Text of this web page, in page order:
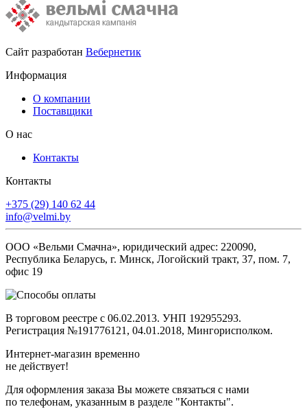
Сайт разработан Вебернетик
Информация
О компании
Поставщики
О нас
Контакты
Контакты
+375 (29) 140 62 44
info@velmi.by
ООО «Вельми Смачна», юридический адрес: 220090,
Республика Беларусь, г. Минск, Логойский тракт, 37, пом. 7,
офис 19
В торговом реестре с 06.02.2013. УНП 192955293.
Регистрация №191776121, 04.01.2018, Мингорисполком.
Интернет-магазин временно
не действует!
Для оформления заказа Вы можете связаться с нами
по телефонам, указанным в разделе "Контакты".